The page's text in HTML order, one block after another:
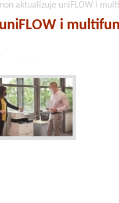
aktualizuje uniFLOW i
i